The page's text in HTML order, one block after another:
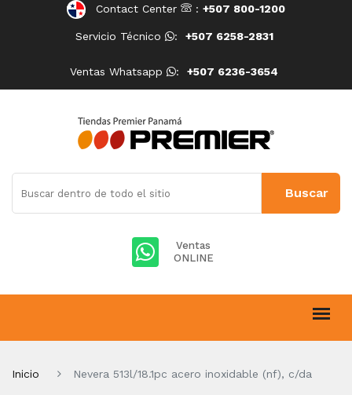
Contact Center : +507 800-1200
Servicio Técnico : +507 6258-2831
Ventas Whatsapp : +507 6236-3654
Ventas
ONLINE
Inicio Nevera 513l/18.1pc acero inoxidable (nf), c/da